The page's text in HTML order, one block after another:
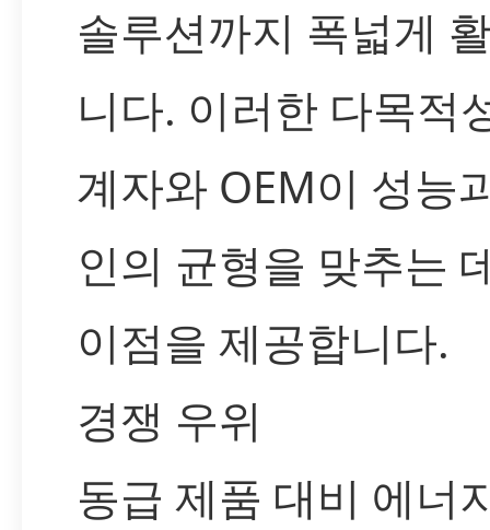
솔루션까지 폭넓게
니다. 이러한 다목적
계자와 OEM이 성능
인의 균형을 맞추는
이점을 제공합니다.
경쟁 우위
동급 제품 대비 에너